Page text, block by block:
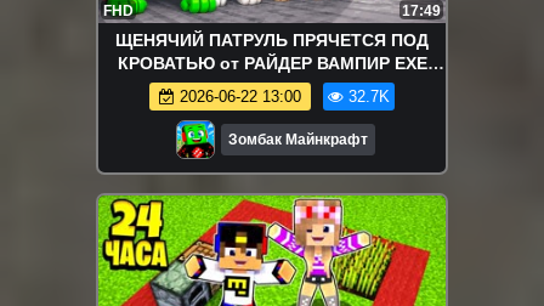
FHD 17:49
ЩЕНЯЧИЙ ПАТРУЛЬ ПРЯЧЕТСЯ ПОД
КРОВАТЬЮ от РАЙДЕР ВАМПИР EXE
МОНСТР в МАЙНКРАФТ СЕКРЕТНАЯ
БАЗА
2026-06-22 13:00 32.7K
Зомбак Майнкрафт